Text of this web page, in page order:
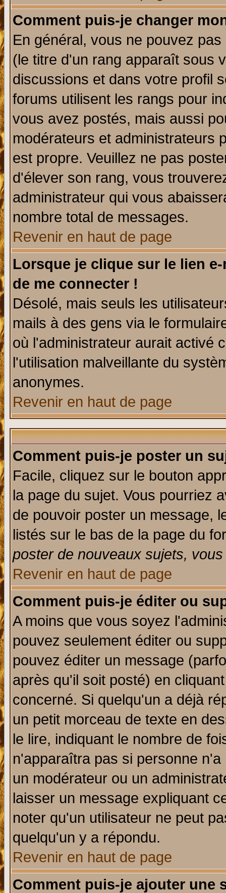
Comment puis-je changer
En général, vous ne pouvez
(le titre d'un rang apparaît sous
discussions et dans votre profil
forums utilisent les rangs pour
vous avez postés, mais aussi
modérateurs et administrateurs
est propre. Veuillez ne pas
d'élever son rang, vous
administrateur qui vous
nombre total de messages.
Revenir en haut de page
Lorsque je clique sur le lien
de me connecter !
Désolé, mais seuls les
mails à des gens via le
où l'administrateur aurait activé
l'utilisation malveillante du
anonymes.
Revenir en haut de page
Comment puis-je poster un
Facile, cliquez sur le bouton
la page du sujet. Vous pourriez
de pouvoir poster un message,
listés sur le bas de la page du
poster de nouveaux sujets,
Revenir en haut de page
Comment puis-je éditer ou
A moins que vous soyez
pouvez seulement éditer ou
pouvez éditer un message
après qu'il soit posté) en
concerné. Si quelqu'un a déjà
un petit morceau de texte en
le lire, indiquant le nombre de
n'apparaîtra pas si personne
un modérateur ou un
laisser un message expliquant
noter qu'un utilisateur ne peut
quelqu'un y a répondu.
Revenir en haut de page
Comment puis-je ajouter une